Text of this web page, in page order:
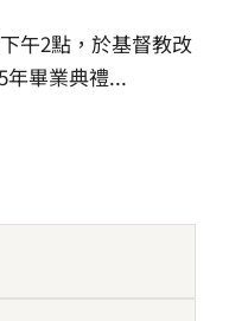
午2點，於基督教改
年畢業典禮...